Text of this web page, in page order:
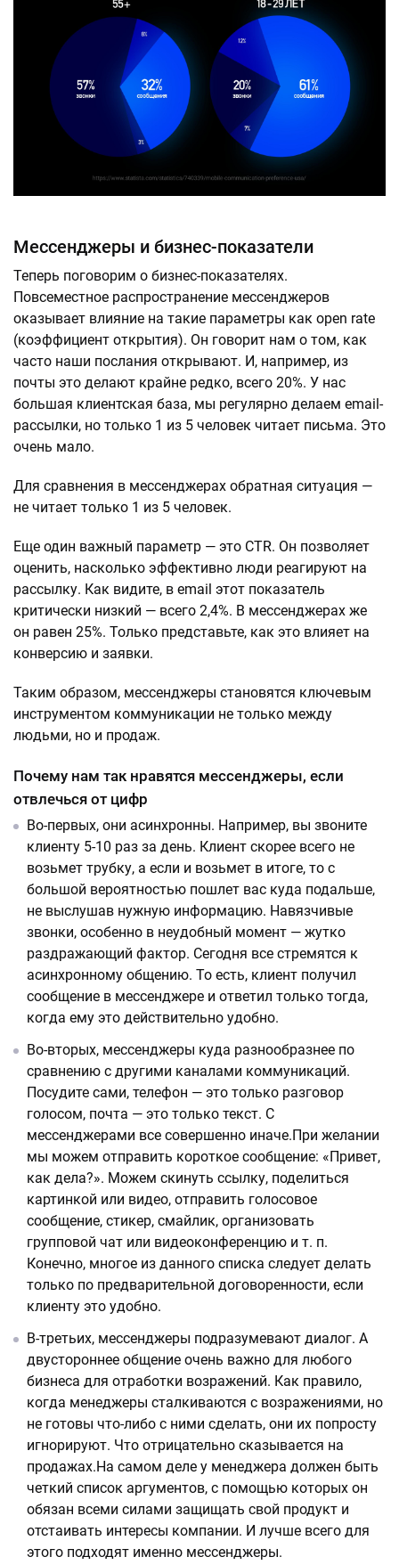
Мессенджеры и бизнес-показатели
Теперь поговорим о бизнес-показателях.
Повсеместное распространение мессенджеров
оказывает влияние на такие параметры как open rate
(коэффициент открытия). Он говорит нам о том, как
часто наши послания открывают. И, например, из
почты это делают крайне редко, всего 20%. У нас
большая клиентская база, мы регулярно делаем email-
рассылки, но только 1 из 5 человек читает письма. Это
очень мало.
Для сравнения в мессенджерах обратная ситуация —
не читает только 1 из 5 человек.
Еще один важный параметр — это CTR. Он позволяет
оценить, насколько эффективно люди реагируют на
рассылку. Как видите, в email этот показатель
критически низкий — всего 2,4%. В мессенджерах же
он равен 25%. Только представьте, как это влияет на
конверсию и заявки.
Таким образом, мессенджеры становятся ключевым
инструментом коммуникации не только между
людьми, но и продаж.
Почему нам так нравятся мессенджеры, если
отвлечься от цифр
Во-первых, они асинхронны. Например, вы звоните
клиенту 5-10 раз за день. Клиент скорее всего не
возьмет трубку, а если и возьмет в итоге, то с
большой вероятностью пошлет вас куда подальше,
не выслушав нужную информацию. Навязчивые
звонки, особенно в неудобный момент — жутко
раздражающий фактор. Сегодня все стремятся к
асинхронному общению. То есть, клиент получил
сообщение в мессенджере и ответил только тогда,
когда ему это действительно удобно.
Во-вторых, мессенджеры куда разнообразнее по
сравнению с другими каналами коммуникаций.
Посудите сами, телефон — это только разговор
голосом, почта — это только текст. С
мессенджерами все совершенно иначе.При желании
мы можем отправить короткое сообщение: «Привет,
как дела?». Можем скинуть ссылку, поделиться
картинкой или видео, отправить голосовое
сообщение, стикер, смайлик, организовать
групповой чат или видеоконференцию и т. п.
Конечно, многое из данного списка следует делать
только по предварительной договоренности, если
клиенту это удобно.
В-третьих, мессенджеры подразумевают диалог. А
двустороннее общение очень важно для любого
бизнеса для отработки возражений. Как правило,
когда менеджеры сталкиваются с возражениями, но
не готовы что-либо с ними сделать, они их попросту
игнорируют. Что отрицательно сказывается на
продажах.На самом деле у менеджера должен быть
четкий список аргументов, с помощью которых он
обязан всеми силами защищать свой продукт и
отстаивать интересы компании. И лучше всего для
этого подходят именно мессенджеры.